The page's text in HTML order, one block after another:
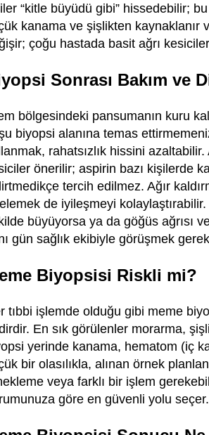
“kitle büyüdü gibi” hissedebilir;
kanama ve şişlikten kaynaklanır
çoğu hastada basit ağrı
Sonrası Bakım ve
bölgesindeki pansumanın kuru
biyopsi alanına temas
rahatsızlık hissini
önerilir; aspirin bazı kişilerde
tercih edilmez. Ağır
de iyileşmeyi
büyüyorsa ya da göğüs ağrısı
gün sağlık ekibiyle görüşmek
Biyopsisi Riskli mi?
tıbbi işlemde olduğu gibi meme
En sık görülenler morarma,
yerinde kanama, hematom (iç
bir olasılıkla, alınan örnek
veya farklı bir işlem
göre en güvenli yolu seçer.